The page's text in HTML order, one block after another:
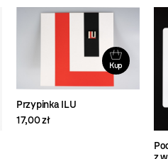
Kup
Przypinka ILU
17,00 zł